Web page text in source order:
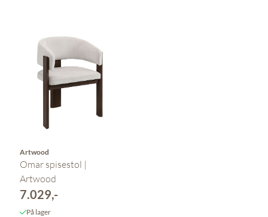
Artwood
Omar spisestol |
Artwood
7.029,-
På lager